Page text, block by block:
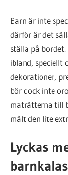
Barn är inte
därför är det
ställa på
ibland, speciellt
dekorationer,
bör dock inte
maträtterna till
måltiden lite
Lyckas